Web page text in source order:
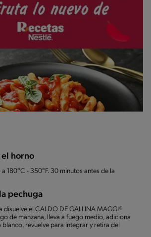
el horno
180°C - 350°F. 30 minutos antes de la
pechuga
disuelve el CALDO DE GALLINA MAGGI®
de manzana, lleva a fuego medio, adiciona
blanco, revuelve para integrar y retira del